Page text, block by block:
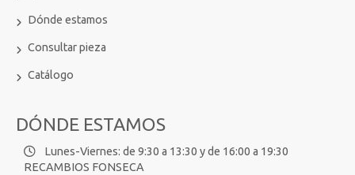
Dónde estamos
Consultar pieza
Catálogo
DÓNDE ESTAMOS
Lunes-Viernes: de 9:30 a 13:30 y de 16:00 a 19:30
RECAMBIOS FONSECA